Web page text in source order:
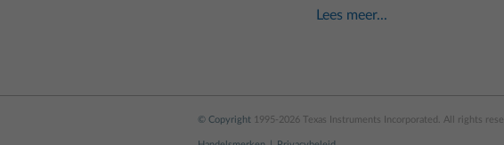
Lees meer...
© Copyright 1995-2026 Texas Instruments Incorporated. All rights